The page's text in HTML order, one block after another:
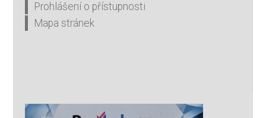
Prohlášení o přístupnosti
Mapa stránek